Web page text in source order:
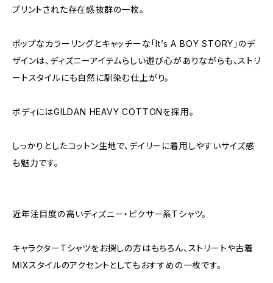
プリントされた存在感抜群の一枚。
ポップなカラーリングとキャッチーな「It’s A BOY STORY」のデ
ザインは、ディズニーアイテムらしい遊び心がありながらも、ストリ
ートスタイルにも自然に馴染む仕上がり。
ボディにはGILDAN HEAVY COTTONを採用。
しっかりとしたコットン生地で、デイリーに着用しやすいサイズ感
も魅力です。
近年注目度の高いディズニー・ピクサー系Tシャツ。
キャラクターTシャツをお探しの方はもちろん、ストリートや古着
MIXスタイルのアクセントとしてもおすすめの一枚です。